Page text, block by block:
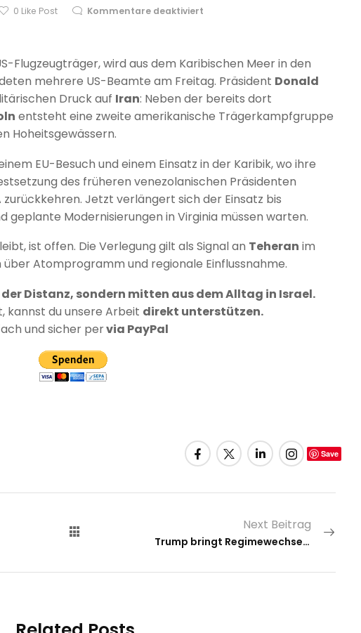
0 Like Post Kommentare deaktiviert
Flugzeugträger, wird aus dem Karibischen Meer in den
mehrere US-Beamte am Freitag. Präsident Donald
Druck auf Iran: Neben der bereits dort
entsteht eine zweite amerikanische Trägerkampfgruppe
Hoheitsgewässern.
EU-Besuch und einem Einsatz in der Karibik, wo ihre
des früheren venezolanischen Präsidenten
zurückkehren. Jetzt verlängert sich der Einsatz bis
geplante Modernisierungen in Virginia müssen warten.
ist offen. Die Verlegung gilt als Signal an Teheran im
Atomprogramm und regionale Einflussnahme.
Distanz, sondern mitten aus dem Alltag in Israel.
kannst du unsere Arbeit direkt unterstützen.
und sicher pervia PayPal
Save
Next Beitrag
Trump bringt Regimewechsel ins Spiel – USA verstärken Militärpräsenz gegen Iran